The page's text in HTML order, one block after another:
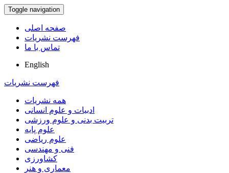
Toggle navigation
صفحه اصلی
فهرست نشریات
تماس با ما
English
فهرست نشریات
همه نشریات
ادبیات و علوم انسانی
تربیت بدنی و علوم ورزشی
علوم پایه
علوم ریاضی
فنی و مهندسی
کشاورزی
معماری و هنر